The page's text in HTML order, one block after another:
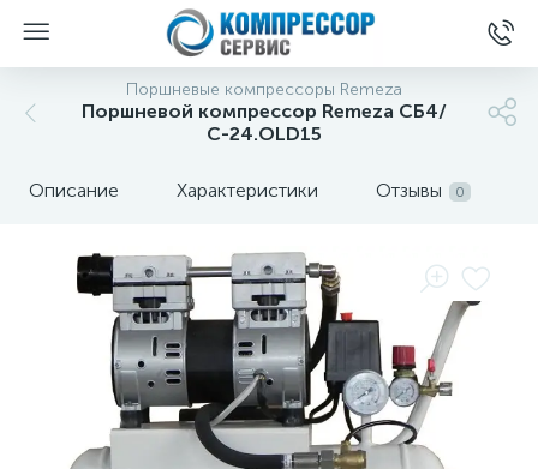
Поршневые компрессоры Remeza
Поршневой компрессор Remeza СБ4/
С-24.OLD15
Описание Характеристики Отзывы 0